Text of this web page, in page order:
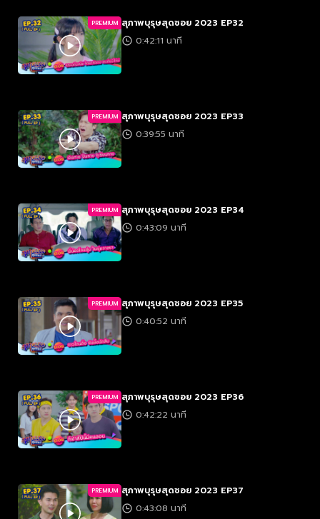
PREMIUM สุภาพบุรุษสุดซอย 2023 EP32
0:42:11 นาที
PREMIUM สุภาพบุรุษสุดซอย 2023 EP33
0:39:55 นาที
PREMIUM สุภาพบุรุษสุดซอย 2023 EP34
0:43:09 นาที
PREMIUM สุภาพบุรุษสุดซอย 2023 EP35
0:40:52 นาที
PREMIUM สุภาพบุรุษสุดซอย 2023 EP36
0:42:22 นาที
PREMIUM สุภาพบุรุษสุดซอย 2023 EP37
0:43:08 นาที